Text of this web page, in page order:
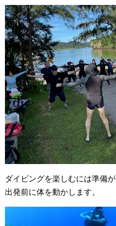
ダイビングを楽しむには準備が
出発前に体を動かします。